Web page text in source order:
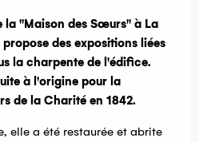
la "Maison des Sœurs" à La
des expositions liées
la charpente de l'édifice.
à l'origine pour la
de la Charité en 1842.
elle a été restaurée et abrite